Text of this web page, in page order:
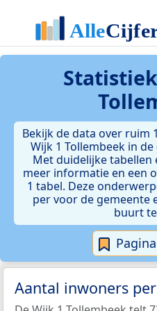
Bekijk de data over ruim
Wijk 1 Tollembeek in
Met duidelijke tabellen
meer informatie en een
1 tabel. Deze
per voor de gemeente
buurt
Aantal inwoners